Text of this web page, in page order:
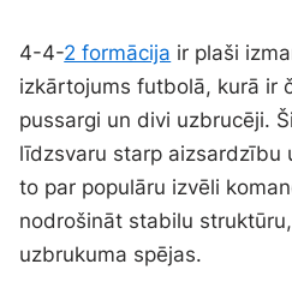
4-4-2 formācija ir plaši
izkārtojums futbolā, kurā ir
pussargi un divi uzbrucēji.
līdzsvaru starp aizsardzību
to par populāru izvēli
nodrošināt stabilu
uzbrukuma spējas.